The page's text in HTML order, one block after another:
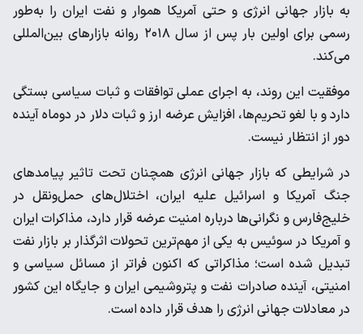
به بازار جهانی انرژی و حتی آمریکا هموار و نفت ایران را به‌طور
رسمی برای اولین بار پس از سال ۲۰۱۸ روانه بازارهای بین‌المللی
می‌کند.
موفقیت این روند، به اجرای عملی توافقات و ثبات سیاسی بستگی
دارد و با لغو تحریم‌ها، افزایش عرضه ارز و ثبات دلار در دوماه آینده
دور از انتظار نیست.
در شرایطی که بازار جهانی انرژی همچنان تحت تاثیر پیامدهای
جنگ آمریکا و اسرائیل علیه ایران، اختلال‌های حمل‌ونقل در
خلیج‌فارس و نگرانی‌ها درباره امنیت عرضه قرار دارد، مذاکرات ایران
و آمریکا در سوئیس به یکی از مهم‌ترین تحولات اثرگذار بر بازار نفت
تبدیل شده است؛ مذاکراتی که اکنون فراتر از مسائل سیاسی و
امنیتی، آینده صادرات نفت و پتروشیمی ایران و جایگاه این کشور
در معادلات جهانی انرژی را هدف قرار داده است.